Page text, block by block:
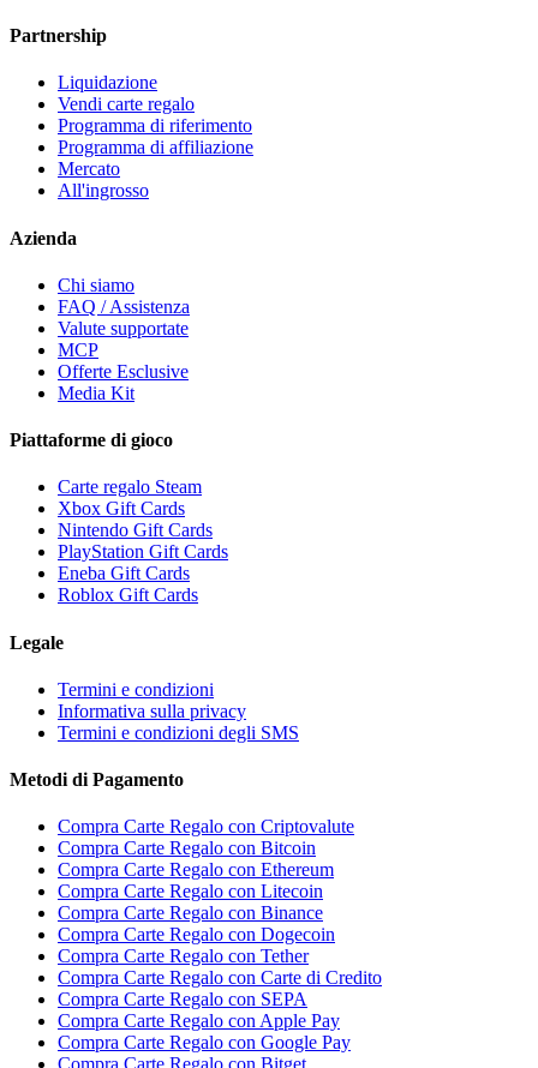
Partnership
Liquidazione
Vendi carte regalo
Programma di riferimento
Programma di affiliazione
Mercato
All'ingrosso
Azienda
Chi siamo
FAQ / Assistenza
Valute supportate
MCP
Offerte Esclusive
Media Kit
Piattaforme di gioco
Carte regalo Steam
Xbox Gift Cards
Nintendo Gift Cards
PlayStation Gift Cards
Eneba Gift Cards
Roblox Gift Cards
Legale
Termini e condizioni
Informativa sulla privacy
Termini e condizioni degli SMS
Metodi di Pagamento
Compra Carte Regalo con Criptovalute
Compra Carte Regalo con Bitcoin
Compra Carte Regalo con Ethereum
Compra Carte Regalo con Litecoin
Compra Carte Regalo con Binance
Compra Carte Regalo con Dogecoin
Compra Carte Regalo con Tether
Compra Carte Regalo con Carte di Credito
Compra Carte Regalo con SEPA
Compra Carte Regalo con Apple Pay
Compra Carte Regalo con Google Pay